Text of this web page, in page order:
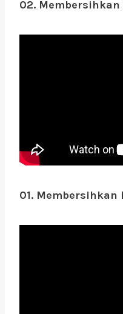
02. Membersihkan
01. Membersihkan